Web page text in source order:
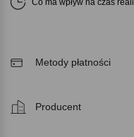
Metody płatności
Producent